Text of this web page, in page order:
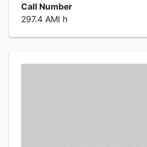
Call Number
297.4 AMI h